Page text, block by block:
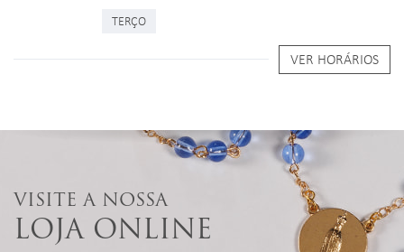
TERÇO
VER HORÁRIOS
VISITE A NOSSA
LOJA ONLINE